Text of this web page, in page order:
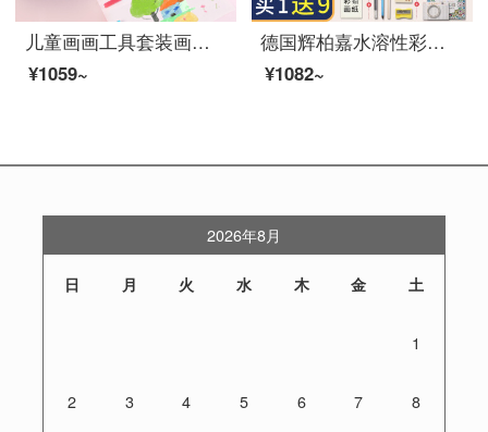
儿童画画工具套装画笔礼盒小学生水彩笔蜡笔美术学习用品水彩颜料绘画美术学习文具生日礼物礼盒装 145件套高端双层铝盒-粉色
¥1059~
德国辉柏嘉水溶性彩铅专业手绘美术彩色铅笔绘画辉博嘉水溶彩铅秘密花园涂色笔 72色纸盒+72孔萌猫笔帘
¥1082~
2026年8月
日 月 火 水 木 金 土
1
2 3 4 5 6 7 8